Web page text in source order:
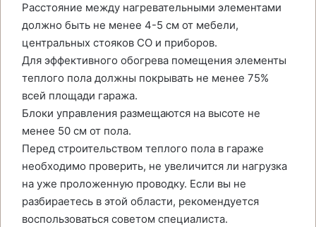
Расстояние между нагревательными элементами
должно быть не менее 4-5 см от мебели,
центральных стояков СО и приборов.
Для эффективного обогрева помещения элементы
теплого пола должны покрывать не менее 75%
всей площади гаража.
Блоки управления размещаются на высоте не
менее 50 см от пола.
Перед строительством теплого пола в гараже
необходимо проверить, не увеличится ли нагрузка
на уже проложенную проводку. Если вы не
разбираетесь в этой области, рекомендуется
воспользоваться советом специалиста.